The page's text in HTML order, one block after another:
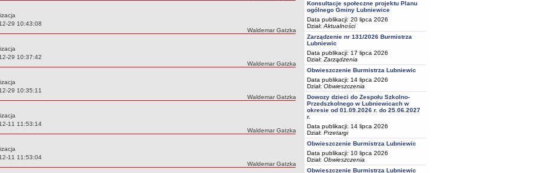
29 10:43:08
Autor:
Waldemar Gatzka
29 10:37:42
Autor:
Waldemar Gatzka
29 10:35:11
Autor:
Waldemar Gatzka
11 11:53:14
Autor:
Waldemar Gatzka
11 11:53:04
Autor:
Waldemar Gatzka
Konsultacje społeczne projektu Planu
ogólnego Gminy Lubniewice
Data publikacji: 20 lipca 2026
Dział: Aktualności
Zarządzenie nr 131/2026 Burmistrza
Lubniewic
Data publikacji: 17 lipca 2026
Dział: Zarządzenia
Obwieszczenie Burmistrza Lubniewic
Data publikacji: 14 lipca 2026
Dział: Obwieszczenia
Dowozy dzieci do Zespołu Szkolno-
Przedszkolnego w Lubniewicach w
okresie od 01.09.2026 r. do 25.06.2027
r.
Data publikacji: 14 lipca 2026
Dział: Przetargi
Obwieszczenie Burmistrza Lubniewic
Data publikacji: 10 lipca 2026
Dział: Obwieszczenia
Obwieszczenie Burmistrza Lubniewic